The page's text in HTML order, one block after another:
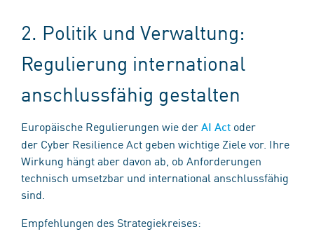
2. Politik und Verwaltung:
Regulierung international
anschlussfähig gestalten
Europäische Regulierungen wie der AI Act oder
der Cyber Resilience Act geben wichtige Ziele vor. Ihre
Wirkung hängt aber davon ab, ob Anforderungen
technisch umsetzbar und international anschlussfähig
sind.
Empfehlungen des Strategiekreises: